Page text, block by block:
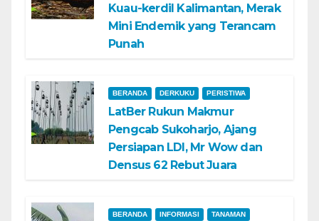
Kuau-kerdil Kalimantan, Merak
Mini Endemik yang Terancam
Punah
BERANDA DERKUKU PERISTIWA
LatBer Rukun Makmur
Pengcab Sukoharjo, Ajang
Persiapan LDI, Mr Wow dan
Densus 62 Rebut Juara
BERANDA INFORMASI TANAMAN